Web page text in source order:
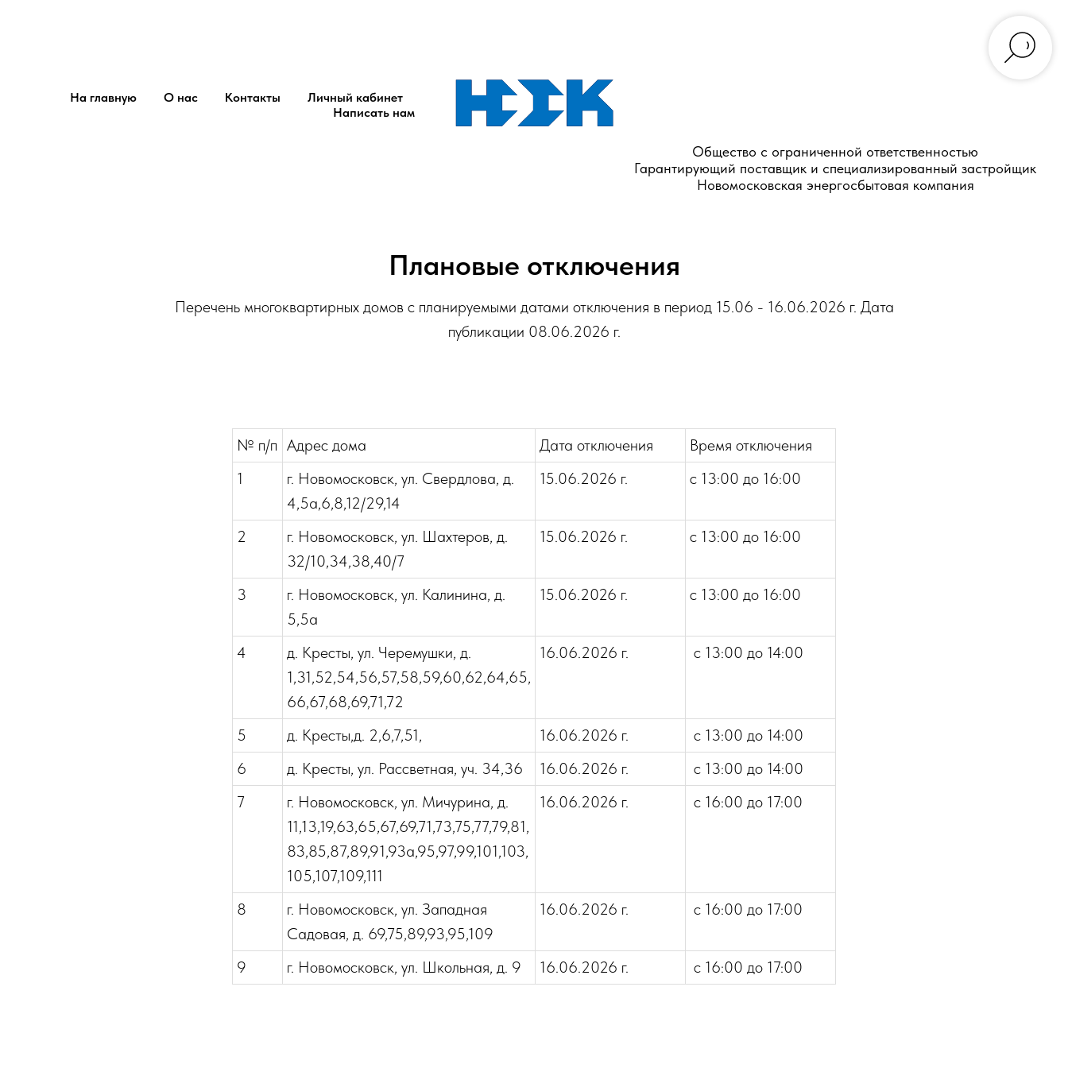
На главную О нас Контакты
Личный кабинет
Написать нам
Общество с ограниченной ответственностью
Гарантирующий поставщик и специализированный застройщик
Новомосковская энергосбытовая компания
Плановые отключения
Перечень многоквартирных домов с планируемыми датами отключения в период 15.06 - 16.06.2026 г. Дата
публикации 08.06.2026 г.
№ п/п Адрес дома Дата отключения
Время отключения
1
г. Новомосковск, ул. Свердлова, д.
4,5а,6,8,12/29,14
15.06.2026 г. с 13:00 до 16:00
2
г. Новомосковск, ул. Шахтеров, д.
32/10,34,38,40/7
15.06.2026 г. с 13:00 до 16:00
3
г. Новомосковск, ул. Калинина, д.
5,5а
15.06.2026 г. с 13:00 до 16:00
4
д. Кресты, ул. Черемушки, д.
1,31,52,54,56,57,58,59,60,62,64,65,
66,67,68,69,71,72
16.06.2026 г. с 13:00 до 14:00
5 д. Кресты,д. 2,6,7,51, 16.06.2026 г.
с 13:00 до 14:00
6
д. Кресты, ул. Рассветная, уч. 34,36 16.06.2026 г.
с 13:00 до 14:00
7
г. Новомосковск, ул. Мичурина, д.
11,13,19,63,65,67,69,71,73,75,77,79,81,
83,85,87,89,91,93а,95,97,99,101,103,
105,107,109,111
16.06.2026 г. с 16:00 до 17:00
8
г. Новомосковск, ул. Западная
Садовая, д. 69,75,89,93,95,109
16.06.2026 г. с 16:00 до 17:00
9 г. Новомосковск, ул. Школьная, д. 9 16.06.2026 г. с 16:00 до 17:00